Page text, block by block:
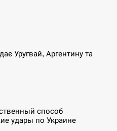
Уругвай, Аргентину та
способ
удары по Украине